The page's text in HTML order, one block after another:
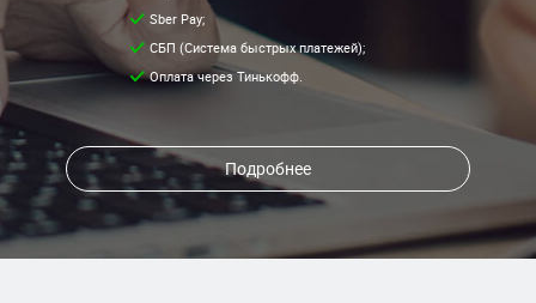
Sber Pay;
СБП (Система быстрых платежей);
Оплата через Тинькофф.
Подробнее